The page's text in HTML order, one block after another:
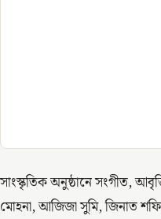
সাংস্কৃতিক অনুষ্ঠানে সংগীত,
মোহনা, আজিজা সুমি, জিনাত